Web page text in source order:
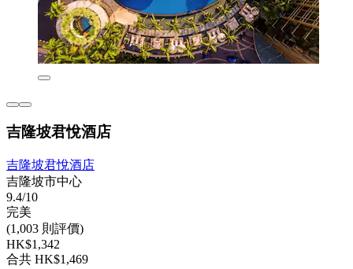
吉隆坡君悅酒店
吉隆坡君悅酒店
吉隆坡市中心
9.4/10
完美
(1,003 則評價)
HK$1,342
合共 HK$1,469